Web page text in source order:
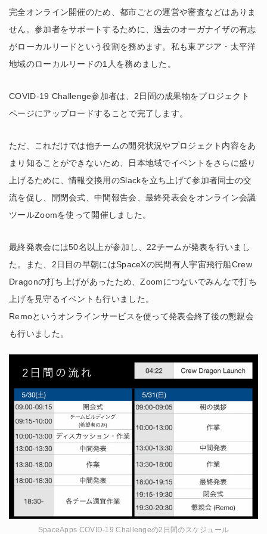
完全オンライン開催のため、都市ごとの運営や審査などはありま
せん。参加者をサポートするために、過去のオーガナイザの有志
がローカルリードという役割を務めます。私も東アジア・太平洋
地域のローカルリードの1人を務めました。
COVID-19 Challenge参加者は、2日間の成果物をプロジェクト
ページにアップロードすることで完了します。
ただ、これだけでは他チームの開発状況やプロジェクト内容をあ
まり知ることができないため、日本地域でイベントをさらに盛り
上げるために、情報交換用のSlackを立ち上げて参加者同士の交
流を促し、開閉会式、中間報告会、最終発表会をオンライン会議
ツールZoomを使って開催しました。
最終発表会には50名以上が参加し、22チームが発表を行いまし
た。また、2日目の早朝にはSpaceXの民間有人宇宙飛行船Crew
Dragonの打ち上げがあったため、Zoomにつないでみんなで打ち
上げを見守るイベントも行いました。
Remoというオンラインサービスを使って発表会終了後の懇親会
も行いました。
SpaceApps COVID-19 Challengeの2日間のスケジュール